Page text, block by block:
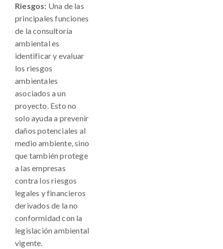
Riesgos: Una de las
principales funciones
de la consultoría
ambiental es
identificar y evaluar
los riesgos
ambientales
asociados a un
proyecto. Esto no
solo ayuda a prevenir
daños potenciales al
medio ambiente, sino
que también protege
a las empresas
contra los riesgos
legales y financieros
derivados de la no
conformidad con la
legislación ambiental
vigente.